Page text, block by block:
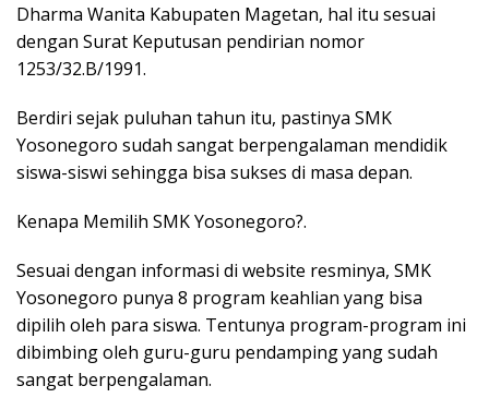
Dharma Wanita Kabupaten Magetan, hal itu sesuai
dengan Surat Keputusan pendirian nomor
1253/32.B/1991.
Berdiri sejak puluhan tahun itu, pastinya SMK
Yosonegoro sudah sangat berpengalaman mendidik
siswa-siswi sehingga bisa sukses di masa depan.
Kenapa Memilih SMK Yosonegoro?.
Sesuai dengan informasi di website resminya, SMK
Yosonegoro punya 8 program keahlian yang bisa
dipilih oleh para siswa. Tentunya program-program ini
dibimbing oleh guru-guru pendamping yang sudah
sangat berpengalaman.